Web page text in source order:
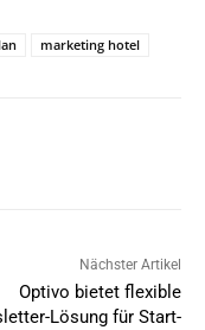
marketing hotel
Nächster Artikel
Optivo bietet flexible
Lösung für Start-